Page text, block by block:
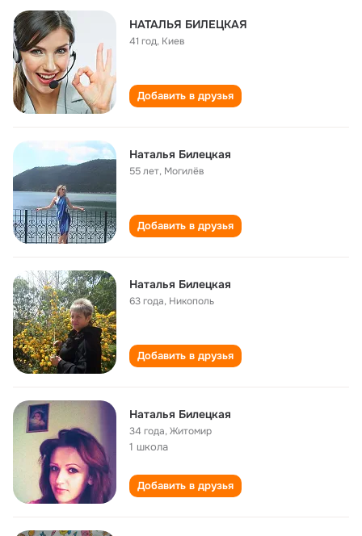
НАТАЛЬЯ БИЛЕЦКАЯ
41 год, Киев
Добавить в друзья
Наталья Билецкая
55 лет, Могилёв
Добавить в друзья
Наталья Билецкая
63 года, Никополь
Добавить в друзья
Наталья Билецкая
34 года,Житомир
1 школа
Добавить в друзья